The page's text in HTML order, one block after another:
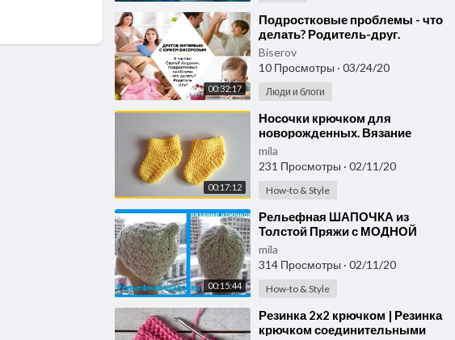
00:32:17
⁣Подростковые проблемы - что
делать? Родитель-друг.
Особенности воспитания
подростков и малышей
Biserov
10 Просмотры · 03/24/20
Люди и блоги
00:17:12
⁣Носочки крючком для
новорожденных. Вязание
крючком / Crochet socks for
newborns
mila
231 Просмотры · 02/11/20
How-to & Style
00:15:44
⁣Рельефная ШАПОЧКА из
Толстой Пряжи с МОДНОЙ
макушкой , вязание
крючком(шапка № 167)
mila
314 Просмотры · 02/11/20
How-to & Style
⁣Резинка 2х2 крючком | Резинка
крючком соединительными